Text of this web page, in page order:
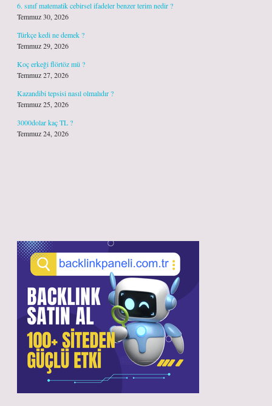
6. sınıf matematik cebirsel ifadeler benzer terim nedir ?
Temmuz 30, 2026
Türkçe kedi ne demek ?
Temmuz 29, 2026
Koç erkeği flörtöz mü ?
Temmuz 27, 2026
Kazandibi tepsisi nasıl olmalıdır ?
Temmuz 25, 2026
3000dolar kaç TL ?
Temmuz 24, 2026